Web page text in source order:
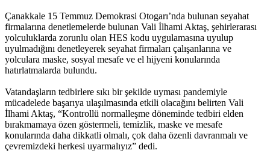
Çanakkale 15 Temmuz Demokrasi Otogarı’nda bulunan seyahat
firmalarına denetlemelerde bulunan Vali İlhami Aktaş, şehirlerarası
yolculuklarda zorunlu olan HES kodu uygulamasına uyulup
uyulmadığını denetleyerek seyahat firmaları çalışanlarına ve
yolculara maske, sosyal mesafe ve el hijyeni konularında
hatırlatmalarda bulundu.
Vatandaşların tedbirlere sıkı bir şekilde uyması pandemiyle
mücadelede başarıya ulaşılmasında etkili olacağını belirten Vali
İlhami Aktaş, “Kontrollü normalleşme döneminde tedbiri elden
bırakmamaya özen göstermeli, temizlik, maske ve mesafe
konularında daha dikkatli olmalı, çok daha özenli davranmalı ve
çevremizdeki herkesi uyarmalıyız” dedi.